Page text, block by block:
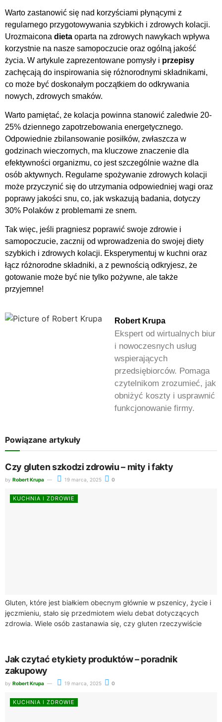
Warto zastanowić się nad korzyściami płynącymi z
regularnego przygotowywania szybkich i zdrowych kolacji.
Urozmaicona dieta oparta na zdrowych nawykach wpływa
korzystnie na nasze samopoczucie oraz ogólną jakość
życia. W artykule zaprezentowane pomysły i przepisy
zachęcają do inspirowania się różnorodnymi składnikami,
co może być doskonałym początkiem do odkrywania
nowych, zdrowych smaków.
Warto pamiętać, że kolacja powinna stanowić zaledwie 20-
25% dziennego zapotrzebowania energetycznego.
Odpowiednie zbilansowanie posiłków, zwłaszcza w
godzinach wieczornych, ma kluczowe znaczenie dla
efektywności organizmu, co jest szczególnie ważne dla
osób aktywnych. Regularne spożywanie zdrowych kolacji
może przyczynić się do utrzymania odpowiedniej wagi oraz
poprawy jakości snu, co, jak wskazują badania, dotyczy
30% Polaków z problemami ze snem.
Tak więc, jeśli pragniesz poprawić swoje zdrowie i
samopoczucie, zacznij od wprowadzenia do swojej diety
szybkich i zdrowych kolacji. Eksperymentuj w kuchni oraz
łącz różnorodne składniki, a z pewnością odkryjesz, że
gotowanie może być nie tylko pożywne, ale także
przyjemne!
Robert Krupa
Ekspert od wirtualnych biur
i nowoczesnych usług
wspierających
przedsiębiorców. Pomaga
czytelnikom zrozumieć, jak
obniżyć koszty i usprawnić
funkcjonowanie firmy.
Powiązane artykuły
Czy gluten szkodzi zdrowiu – mity i fakty
by Robert Krupa 19 marca, 2025 0
KUCHNIA I ZDROWIE
Gluten, które jest białkiem obecnym głównie w pszenicy, życie i
jęczmieniu, stało się przedmiotem wielu debat dotyczących
zdrowia. Wiele osób zastanawia się, czy gluten rzeczywiście
Jak czytać etykiety produktów – poradnik
zakupowy
by Robert Krupa 19 marca, 2025 0
KUCHNIA I ZDROWIE